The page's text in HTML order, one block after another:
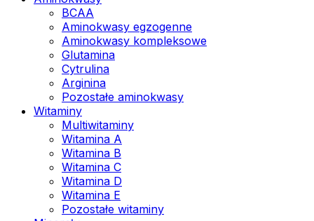
BCAA
Aminokwasy egzogenne
Aminokwasy kompleksowe
Glutamina
Cytrulina
Arginina
Pozostałe aminokwasy
Witaminy
Multiwitaminy
Witamina A
Witamina B
Witamina C
Witamina D
Witamina E
Pozostałe witaminy